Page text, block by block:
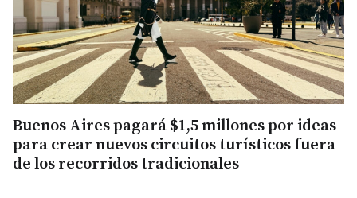
Buenos Aires pagará $1,5 millones por ideas
para crear nuevos circuitos turísticos fuera
de los recorridos tradicionales